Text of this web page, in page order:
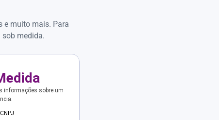
e muito mais. Para
medida.
informações sobre um